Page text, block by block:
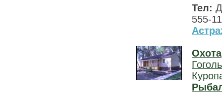
Тел:
555-
Охота
Гоголь